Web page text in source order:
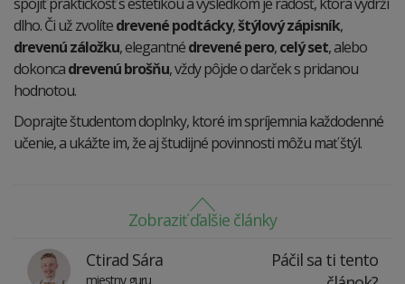
dlho. Či už zvolítedrevené podtácky,štýlový zápisník,
drevenú záložku, elegantnédrevené pero,celý set, alebo
dokoncadrevenú brošňu, vždy pôjde o darček s pridanou
hodnotou.
Doprajte študentom doplnky, ktoré im spríjemnia každodenné
učenie, a ukážte im, že aj študijné povinnosti môžu mať štýl.
Zobraziť ďalšie články
Ctirad Sára
miestny guru
Páčil sa ti tento